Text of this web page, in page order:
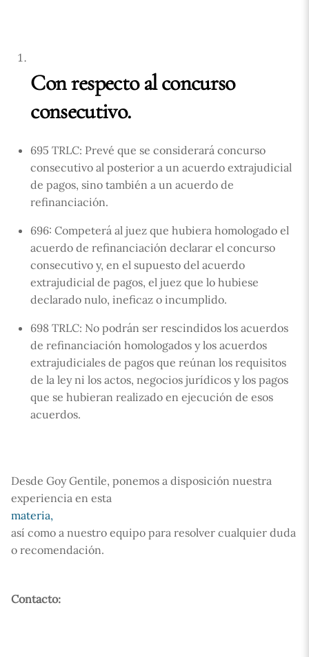
Con respecto al concurso
consecutivo.
695 TRLC: Prevé que se considerará concurso
consecutivo al posterior a un acuerdo extrajudicial
de pagos, sino también a un acuerdo de
refinanciación.
696: Competerá al juez que hubiera homologado el
acuerdo de refinanciación declarar el concurso
consecutivo y, en el supuesto del acuerdo
extrajudicial de pagos, el juez que lo hubiese
declarado nulo, ineficaz o incumplido.
698 TRLC: No podrán ser rescindidos los acuerdos
de refinanciación homologados y los acuerdos
extrajudiciales de pagos que reúnan los requisitos
de la ley ni los actos, negocios jurídicos y los pagos
que se hubieran realizado en ejecución de esos
acuerdos.
Desde Goy Gentile, ponemos a disposición nuestra
experiencia en esta
materia,
así como a nuestro equipo para resolver cualquier duda
o recomendación.
Contacto: